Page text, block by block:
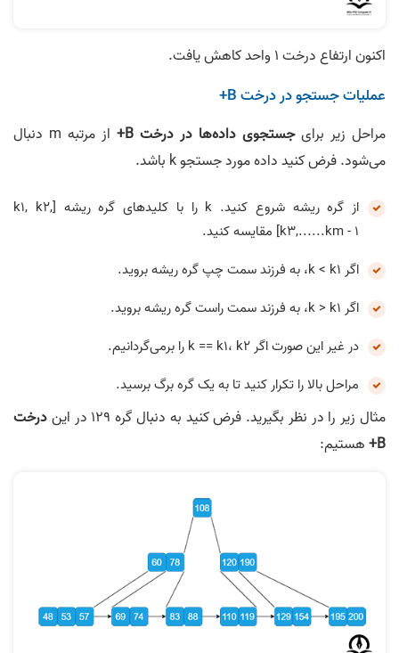
اکنون ارتفاع درخت 1 واحد کاهش یافت.
عملیات جستجو در درخت B+
مراحل زیر برایجستجوی داده‌ها در درخت B+
از مرتبه m دنبال
می‌شود. فرض کنید داده مورد جستجو k باشد.
از گره ریشه شروع کنید. k را با کلیدهای گره ریشه [k1, k2,
k3,......km - 1] مقایسه کنید.
اگر k < k1، به فرزند سمت چپ گره ریشه بروید.
اگر k > k1، به فرزند سمت راست گره ریشه بروید.
در غیر این صورت اگر k == k1، k2 را برمی‌گردانیم.
مراحل بالا را تکرار کنید تا به یک گره برگ برسید.
مثال زیر را در نظر بگیرید. فرض کنید به دنبال گره 129 در این
درخت
B+ هستیم: